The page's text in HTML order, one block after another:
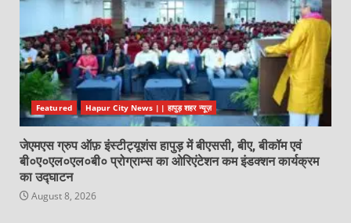
Featured Hapur City News || हापुड़ शहर न्यूज़
जेएमएस ग्रुप ऑफ़ इंस्टीट्यूशंस हापुड़ में बीएससी, बीए, बीकॉम एवं
बी०ए०एल०एल०बी० प्रोग्राम्स का ओरिएंटेशन कम इंडक्शन कार्यक्रम
का उद्घाटन
August 8, 2026